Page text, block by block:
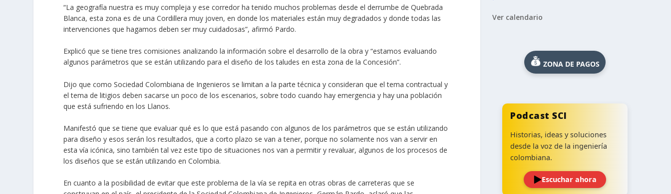
“La geografía nuestra es muy compleja y ese corredor ha tenido muchos problemas desde el derrumbe de Quebrada
Blanca, esta zona es de una Cordillera muy joven, en donde los materiales están muy degradados y donde todas las
intervenciones que hagamos deben ser muy cuidadosas”, afirmó Pardo.
Explicó que se tiene tres comisiones analizando la información sobre el desarrollo de la obra y “estamos evaluando
algunos parámetros que se están utilizando para el diseño de los taludes en esta zona de la Concesión”.
Dijo que como Sociedad Colombiana de Ingenieros se limitan a la parte técnica y consideran que el tema contractual y
el tema de litigios deben sacarse un poco de los escenarios, sobre todo cuando hay emergencia y hay una población
que está sufriendo en los Llanos.
Manifestó que se tiene que evaluar qué es lo que está pasando con algunos de los parámetros que se están utilizando
para diseño y esos serán los resultados, que a corto plazo se van a tener, porque no solamente nos van a servir en
esta vía icónica, sino también tal vez este tipo de situaciones nos van a permitir y revaluar, algunos de los procesos de
los diseños que se están utilizando en Colombia.
En cuanto a la posibilidad de evitar que este problema de la vía se repita en otras obras de carreteras que se
Ver calendario
ZONA DE PAGOS
Podcast SCI
Historias, ideas y soluciones
desde la voz de la ingeniería
colombiana.
Escuchar ahora